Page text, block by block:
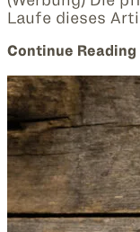
Laufe dieses
Continue Reading